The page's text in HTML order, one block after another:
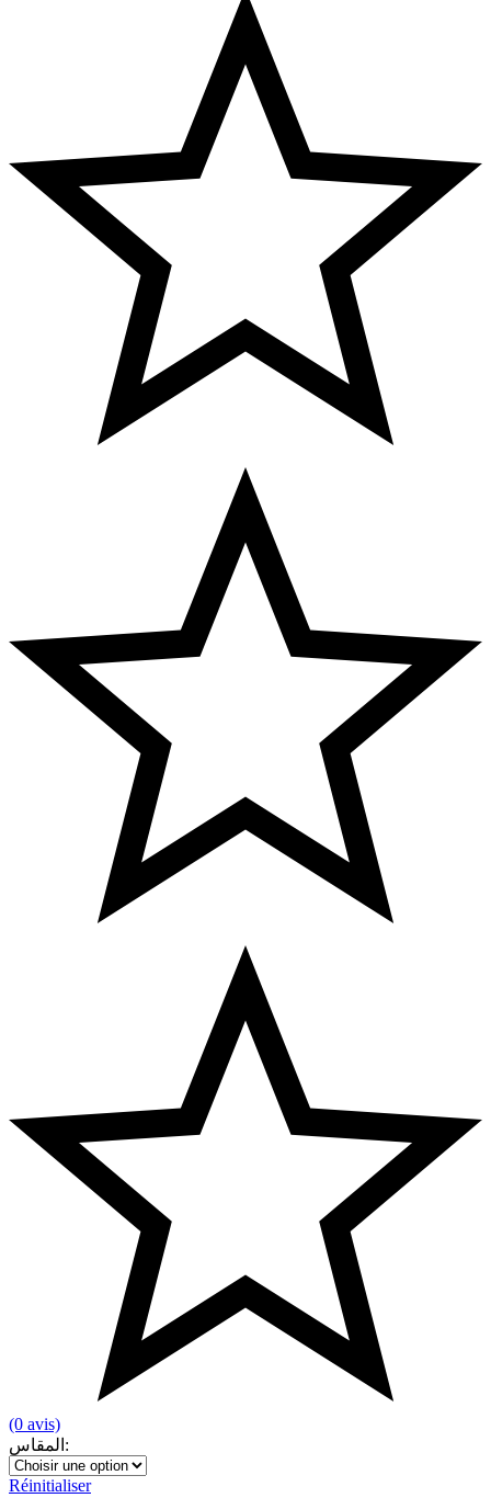
(0 avis)
المقاس :
Réinitialiser